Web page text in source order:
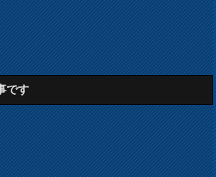
です